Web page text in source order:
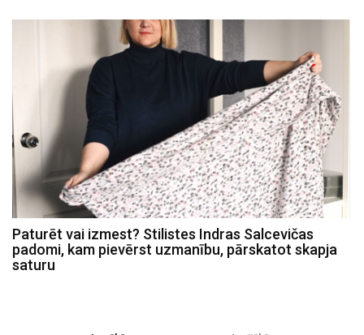
Paturēt vai izmest? Stilistes Indras Salcevičas
padomi, kam pievērst uzmanību, pārskatot skapja
saturu